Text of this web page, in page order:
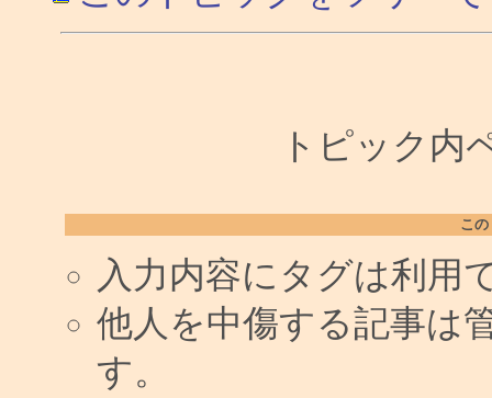
トピック内
こ
入力内容にタグは利用
他人を中傷する記事は
す。